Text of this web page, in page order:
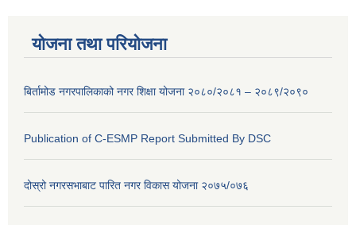
योजना तथा परियोजना
बिर्तामोड नगरपालिकाको नगर शिक्षा योजना २०८०/२०८१ – २०८९/२०९०
Publication of C-ESMP Report Submitted By DSC
दोस्रो नगरसभाबाट पारित नगर विकास योजना २०७५/०७६